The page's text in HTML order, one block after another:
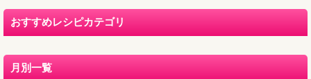
おすすめレシピカテゴリ
月別一覧